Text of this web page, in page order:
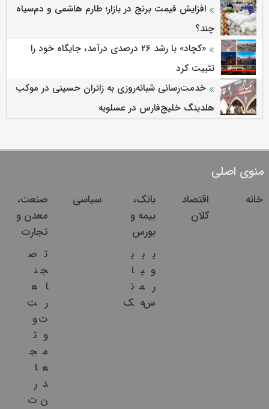
افزایش قیمت برنج در بازار؛ طارم هاشمی و دم‌سیاه
چند؟
«کچاد» با رشد ۲۶ درصدی درآمد، جایگاه خود را
تثبیت کرد
خدمت‌رسانی شبانه‌روزی به زائران حسینی در موکب
هلدینگ خلیج‌فارس در عسلویه
منوی اصلی
خانه
اقتصاد
کلان
بانک،
بیمه و
بورس
ب
و
ر
س
ب
ی
م
ه
ب
ا
ن
ک
سیاسی
صنعت،
معدن و
تجارت
ت
ج
ا
ر
ت
و
م
ع
د
ن
ص
ن
ع
ت
و
ت
ج
ا
ر
ت